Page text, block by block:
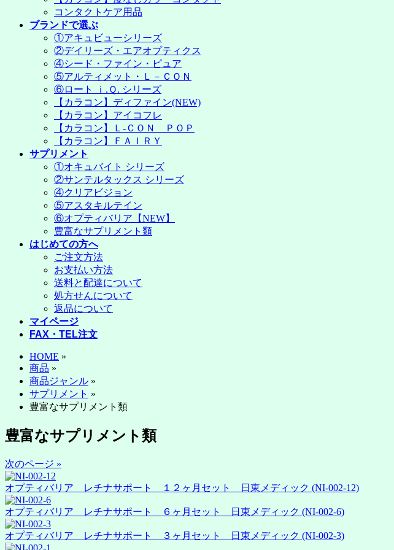
コンタクトケア用品
ブランドで選ぶ
①アキュビューシリーズ
②デイリーズ・エアオプティクス
④シード・ファイン・ピュア
⑤アルティメット・Ｌ－ＣＯＮ
⑥ロート ｉ.Ｑ. シリーズ
【カラコン】ディファイン(NEW)
【カラコン】アイコフレ
【カラコン】Ｌ-ＣＯＮ ＰＯＰ
【カラコン】ＦＡＩＲＹ
サプリメント
①オキュバイト シリーズ
②サンテルタックス シリーズ
④クリアビジョン
⑤アスタキルテイン
⑥オプティバリア【NEW】
豊富なサプリメント類
はじめての方へ
ご注文方法
お支払い方法
送料と配達について
処方せんについて
返品について
マイページ
FAX・TEL注文
HOME »
商品 »
商品ジャンル »
サプリメント »
豊富なサプリメント類
豊富なサプリメント類
次のページ »
オプティバリア レチナサポート １２ヶ月セット 日東メディック (NI-002-12)
オプティバリア レチナサポート ６ヶ月セット 日東メディック (NI-002-6)
オプティバリア レチナサポート ３ヶ月セット 日東メディック (NI-002-3)